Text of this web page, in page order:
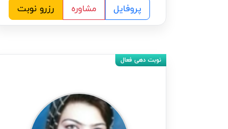
پروفایل مشاوره رزرو نوبت